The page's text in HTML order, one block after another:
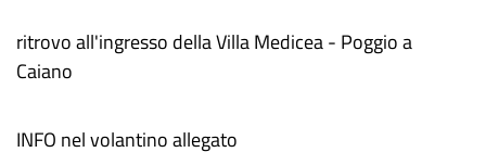
ritrovo all'ingresso della Villa Medicea - Poggio a
Caiano
INFO nel volantino allegato